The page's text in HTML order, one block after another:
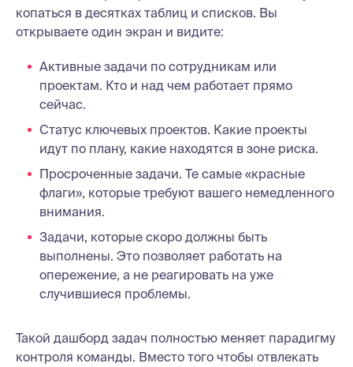
копаться в десятках таблиц и списков. Вы
открываете один экран и видите:
Активные задачи по сотрудникам или
проектам. Кто и над чем работает прямо
сейчас.
Статус ключевых проектов. Какие проекты
идут по плану, какие находятся в зоне риска.
Просроченные задачи. Те самые «красные
флаги», которые требуют вашего немедленного
внимания.
Задачи, которые скоро должны быть
выполнены. Это позволяет работать на
опережение, а не реагировать на уже
случившиеся проблемы.
Такой дашборд задач полностью меняет парадигму
контроля команды. Вместо того чтобы отвлекать